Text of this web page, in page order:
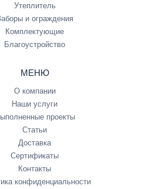
Утеплитель
и ограждения
Комплектующие
Благоустройство
МЕНЮ
О компании
Наши услуги
проекты
Статьи
Доставка
Сертификаты
Контакты
конфиденциальности